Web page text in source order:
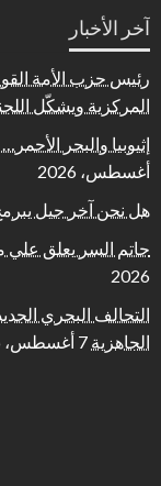
آخر الأخبار
رئيس حزب الأمة
المركزية ويشكّل
إثيوبيا والبحر
أغسطس، 2026
هل نحن آخر جيل
حاتم السر يعلق علي
2026
التحالف البحري
الجاهزية 7 أغسطس، 2026